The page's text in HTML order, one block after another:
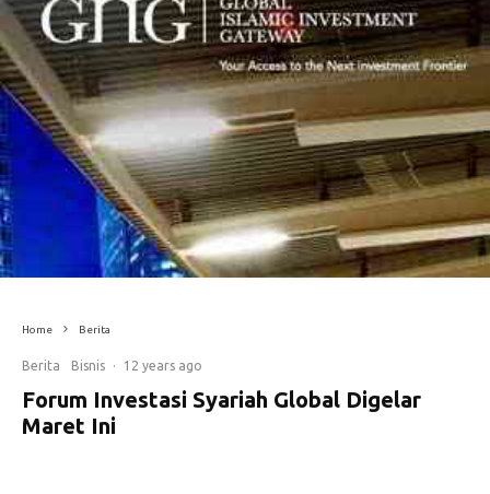
Home Berita
Berita Bisnis · 12 years ago
Forum Investasi Syariah Global Digelar
Maret Ini